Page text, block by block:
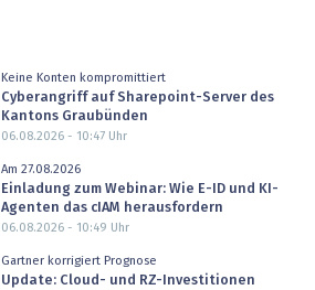
Keine Konten kompromittiert
Cyberangriff auf Sharepoint-Server des
Kantons Graubünden
06.08.2026 - 10:47Uhr
Am 27.08.2026
Einladung zum Webinar: Wie E-ID und KI-
Agenten das cIAM herausfordern
06.08.2026 - 10:49 Uhr
Gartner korrigiert Prognose
Update: Cloud- und RZ-Investitionen